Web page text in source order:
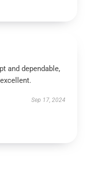
and dependable,
Sep 17, 2024